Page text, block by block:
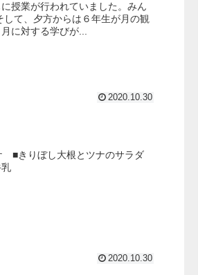
授業が行われていました。みん
て、夕方からは６年生が月の観
に対する学びが...
2020.10.30
■きりぼし大根とツナのサラダ
2020.10.30